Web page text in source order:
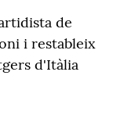
de
i restableix
d'Itàlia